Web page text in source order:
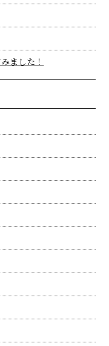
ました！